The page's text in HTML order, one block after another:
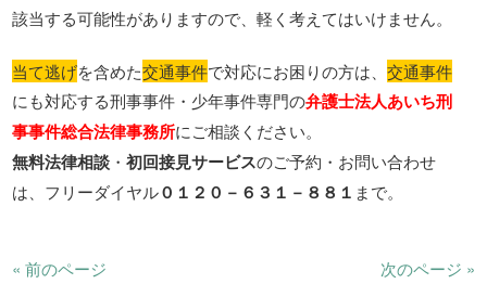
該当する可能性がありますので、軽く考えてはいけません。
当て逃げを含めた交通事件で対応にお困りの方は、交通事件
にも対応する刑事事件・少年事件専門の弁護士法人あいち刑
事事件総合法律事務所にご相談ください。
無料法律相談 ・初回接見サービスのご予約・お問い合わせ
は、フリーダイヤル０１２０－６３１－８８１ まで。
« 前のページ 次のページ »